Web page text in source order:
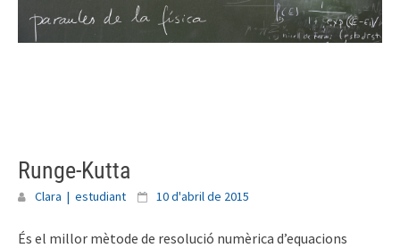
Runge-Kutta
Clara | estudiant 10 d'abril de 2015
És el millor mètode de resolució numèrica d’equacions